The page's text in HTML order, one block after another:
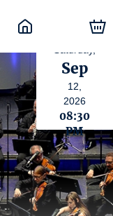
Sep
12,
2026
08:30
PM